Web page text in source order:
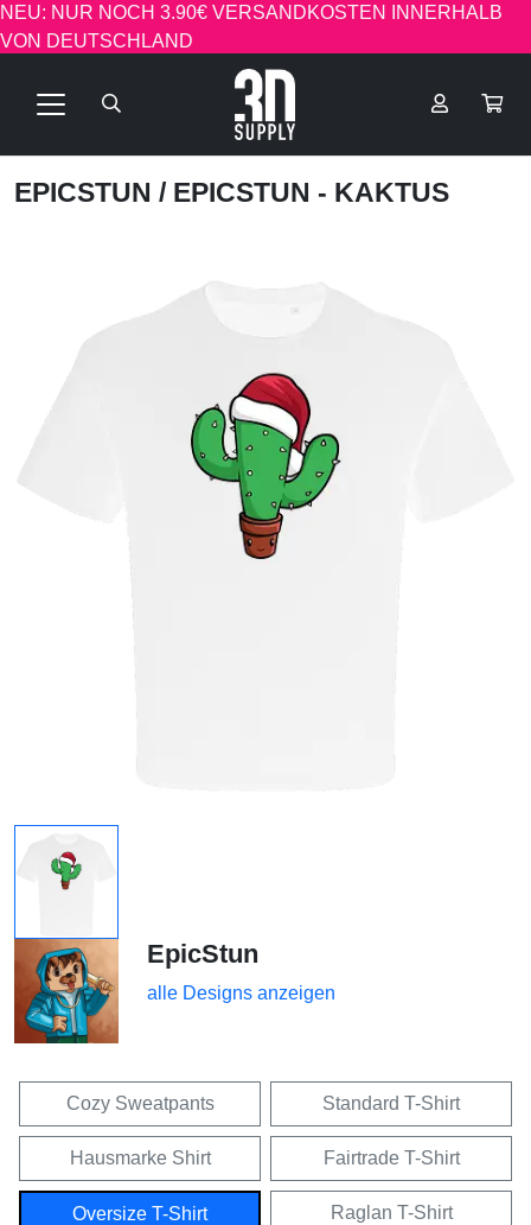
NEU: NUR NOCH 3.90€ VERSANDKOSTEN INNERHALB
VON DEUTSCHLAND
EPICSTUN / EPICSTUN - KAKTUS
EpicStun
alle Designs anzeigen
Cozy Sweatpants Standard T-Shirt
Hausmarke Shirt Fairtrade T-Shirt
Oversize T-Shirt Raglan T-Shirt